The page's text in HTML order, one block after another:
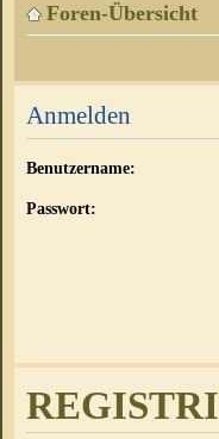
Foren-Übersicht
Anmelden
Benutzername:
Passwort: